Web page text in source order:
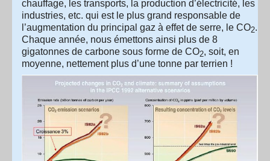
chauffage, les transports, la production d’électricité, les
industries, etc. qui est le plus grand responsable de
l’augmentation du principal gaz à effet de serre, le CO2.
Chaque année, nous émettons ainsi plus de 8
gigatonnes de carbone sous forme de CO2, soit, en
moyenne, nettement plus d’une tonne par terrien !